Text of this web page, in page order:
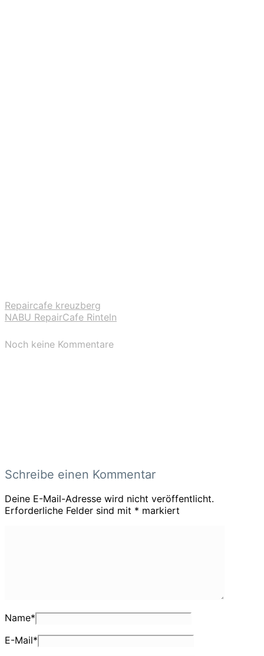
Repaircafe kreuzberg
NABU RepairCafe Rinteln
Noch keine Kommentare
Schreibe einen Kommentar
Deine E-Mail-Adresse wird nicht veröffentlicht.
Erforderliche Felder sind mit * markiert
Name*
E-Mail*